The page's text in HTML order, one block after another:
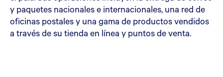
y paquetes nacionales e internacionales, una red de
oficinas postales y una gama de productos vendidos
a través de su tienda en línea y puntos de venta.